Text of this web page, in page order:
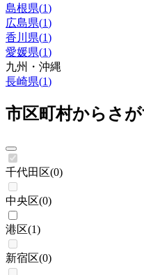
島根県(1)
広島県(1)
香川県(1)
愛媛県(1)
九州・沖縄
長崎県(1)
市区町村からさ
千代田区(0)
中央区(0)
港区(1)
新宿区(0)